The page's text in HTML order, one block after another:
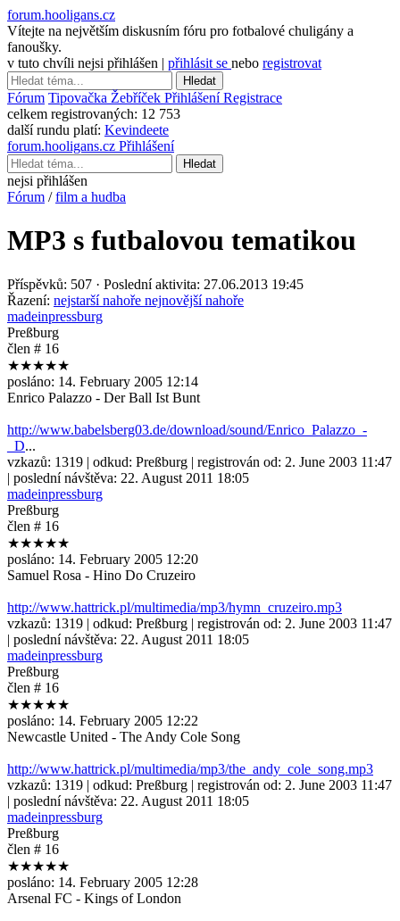
forum.hooligans.cz
Vítejte na největším diskusním fóru pro fotbalové chuligány a
fanoušky.
v tuto chvíli nejsi přihlášen | přihlásit se nebo registrovat
Hledat
Fórum Tipovačka Žebříček PřihlášeníRegistrace
celkem registrovaných: 12 753
další rundu platí: Kevindeete
forum.hooligans.cz Přihlášení
Hledat
nejsi přihlášen
Fórum /film a hudba
MP3 s futbalovou tematikou
Příspěvků: 507 · Poslední aktivita: 27.06.2013 19:45
Řazení: nejstarší nahoře nejnovější nahoře
madeinpressburg
Preßburg
člen # 16
★★★★★
posláno: 14. February 2005 12:14
Enrico Palazzo - Der Ball Ist Bunt
http://www.babelsberg03.de/download/sound/Enrico_Palazzo_-
_D...
vzkazů: 1319 | odkud: Preßburg | registrován od: 2. June 2003 11:47
| poslední návštěva: 22. August 2011 18:05
madeinpressburg
Preßburg
člen # 16
★★★★★
posláno: 14. February 2005 12:20
Samuel Rosa - Hino Do Cruzeiro
http://www.hattrick.pl/multimedia/mp3/hymn_cruzeiro.mp3
vzkazů: 1319 | odkud: Preßburg | registrován od: 2. June 2003 11:47
| poslední návštěva: 22. August 2011 18:05
madeinpressburg
Preßburg
člen # 16
★★★★★
posláno: 14. February 2005 12:22
Newcastle United - The Andy Cole Song
http://www.hattrick.pl/multimedia/mp3/the_andy_cole_song.mp3
vzkazů: 1319 | odkud: Preßburg | registrován od: 2. June 2003 11:47
| poslední návštěva: 22. August 2011 18:05
madeinpressburg
Preßburg
člen # 16
★★★★★
posláno: 14. February 2005 12:28
Arsenal FC - Kings of London